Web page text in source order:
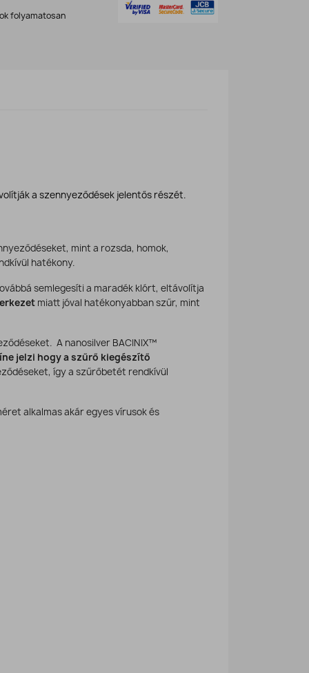
folyamatosan
a szennyeződések jelentős részét.
mint a rozsda, homok,
hatékony.
semlegesíti a maradék klórt, eltávolítja
miatt jóval hatékonyabban szűr, mint
A nanosilver BACINIX™
jelzi hogy a szűrő kiegészítő
így a szűrőbetét rendkívül
alkalmas akár egyes vírusok és